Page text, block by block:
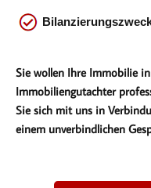
Sie wollen Ihre Immobilie
Immobiliengutachter
Sie sich mit uns in
einem unverbindlichen